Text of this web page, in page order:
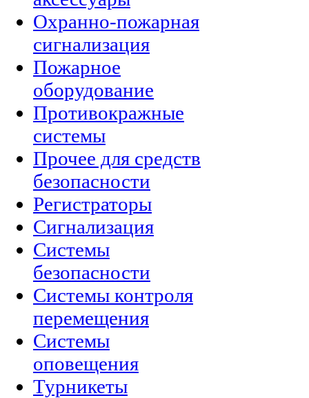
Охранно-пожарная
сигнализация
Пожарное
оборудование
Противокражные
системы
Прочее для средств
безопасности
Регистраторы
Сигнализация
Системы
безопасности
Системы контроля
перемещения
Системы
оповещения
Турникеты